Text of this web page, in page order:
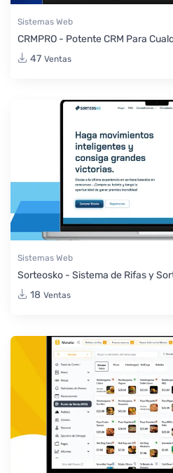
Sistemas Web
CRMPRO - Potente CRM Para
47 Ventas
Sistemas Web
Sorteosko - Sistema de Rifas y
18 Ventas